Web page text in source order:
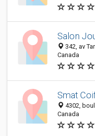
Salon
342, av
Canada
Smat
4302,
Canada